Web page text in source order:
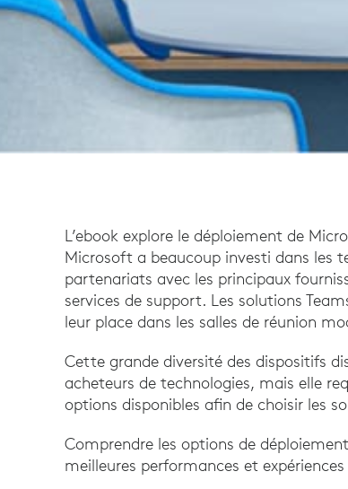
L’ebook explore le déploiement de
Microsoft a beaucoup investi dans les
partenariats avec les principaux
services de support. Les solutions
leur place dans les salles de réunion
Cette grande diversité des dispositifs
acheteurs de technologies, mais elle
options disponibles afin de choisir les
Comprendre les options de
meilleures performances et